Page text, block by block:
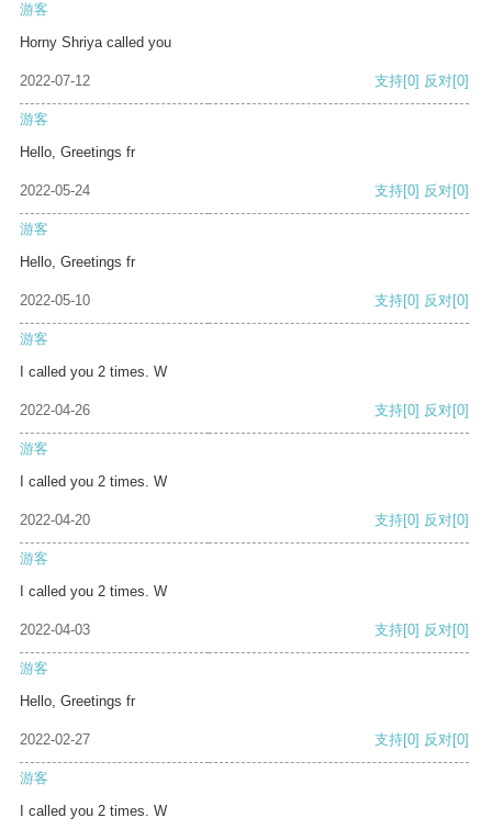
游客
Horny Shriya called you
2022-07-12 支持[0] 反对[0]
游客
Hello, Greetings fr
2022-05-24 支持[0] 反对[0]
游客
Hello, Greetings fr
2022-05-10 支持[0] 反对[0]
游客
I called you 2 times. W
2022-04-26 支持[0] 反对[0]
游客
I called you 2 times. W
2022-04-20 支持[0] 反对[0]
游客
I called you 2 times. W
2022-04-03 支持[0] 反对[0]
游客
Hello, Greetings fr
2022-02-27 支持[0] 反对[0]
游客
I called you 2 times. W